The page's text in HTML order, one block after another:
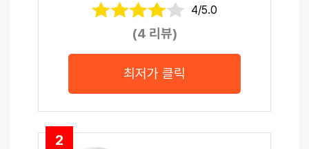
4/5.0
(4 리뷰)
최저가 클릭
2